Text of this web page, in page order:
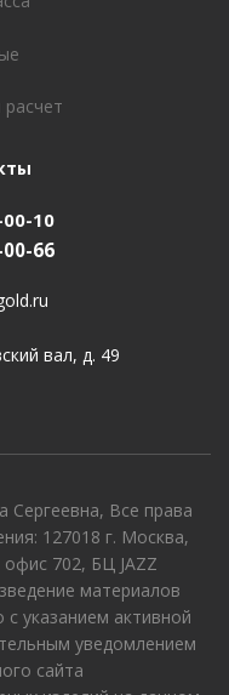
10
66
вал, д. 49
Все права
127018 г. Москва,
702, БЦ JAZZ
материалов
указанием активной
уведомлением
сайта